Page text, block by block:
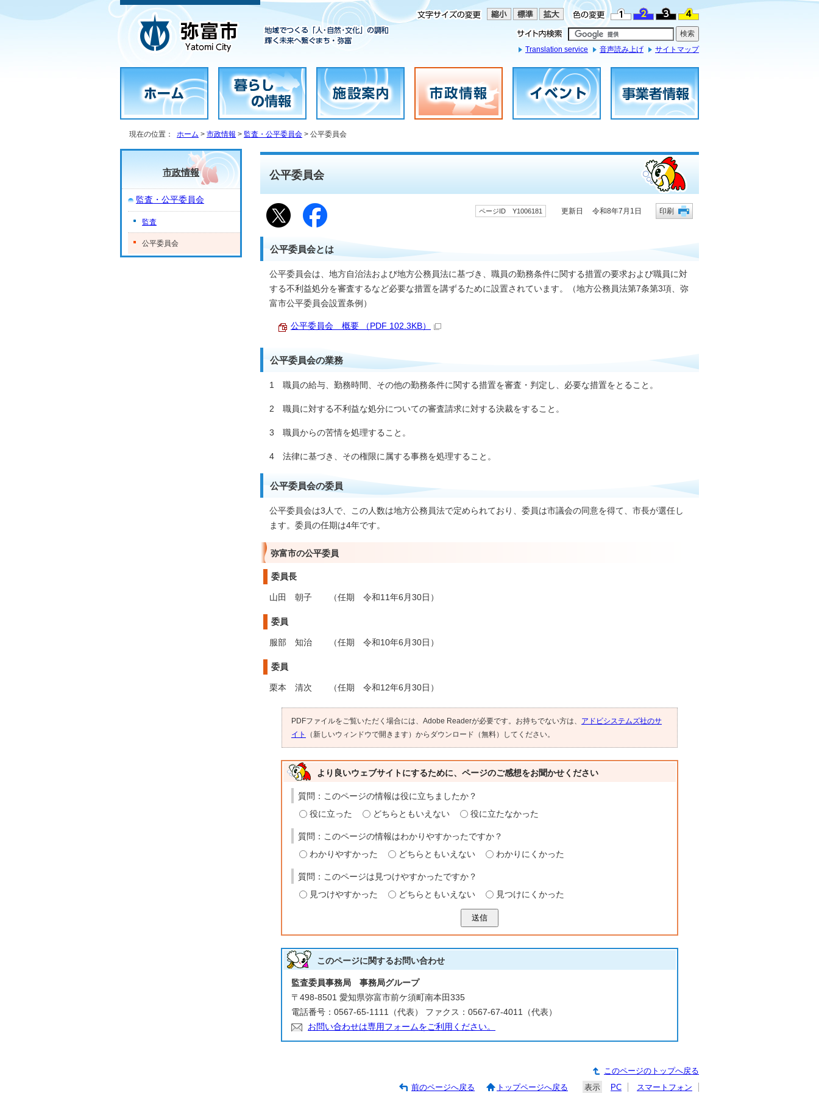
Translation service 音声読み上げ サイトマップ
現在の位置： ホーム > 市政情報 > 監査・公平委員会 > 公平委員会
公平委員会
ページID Y1006181 更新日 令和8年7月1日 印刷
公平委員会とは
公平委員会は、地方自治法および地方公務員法に基づき、職員の勤務条件に関する措置の要求および職員に対
する不利益処分を審査するなど必要な措置を講ずるために設置されています。（地方公務員法第7条第3項、弥
富市公平委員会設置条例）
公平委員会 概要 （PDF 102.3KB）
公平委員会の業務
1 職員の給与、勤務時間、その他の勤務条件に関する措置を審査・判定し、必要な措置をとること。
2 職員に対する不利益な処分についての審査請求に対する決裁をすること。
3 職員からの苦情を処理すること。
4 法律に基づき、その権限に属する事務を処理すること。
公平委員会の委員
公平委員会は3人で、この人数は地方公務員法で定められており、委員は市議会の同意を得て、市長が選任し
ます。委員の任期は4年です。
弥富市の公平委員
委員長
山田 朝子 （任期 令和11年6月30日）
委員
服部 知治 （任期 令和10年6月30日）
委員
栗本 清次 （任期 令和12年6月30日）
PDFファイルをご覧いただく場合には、Adobe Readerが必要です。お持ちでない方は、 アドビシステムズ社のサ
イト
（新しいウィンドウで開きます）からダウンロード（無料）してください。
より良いウェブサイトにするために、ページのご感想をお聞かせください
質問：このページの情報は役に立ちましたか？
役に立った
どちらともいえない 役に立たなかった
質問：このページの情報はわかりやすかったですか？
わかりやすかった
どちらともいえない わかりにくかった
質問：このページは見つけやすかったですか？
見つけやすかった
どちらともいえない 見つけにくかった
送信
このページに関するお問い合わせ
監査委員事務局 事務局グループ
〒498-8501 愛知県弥富市前ケ須町南本田335
電話番号：0567-65-1111（代表） ファクス：0567-67-4011（代表）
お問い合わせは専用フォームをご利用ください。
市政情報
監査・公平委員会
監査
公平委員会
このページのトップへ戻る
前のページへ戻る
トップページへ戻る 表示 PC スマートフォン